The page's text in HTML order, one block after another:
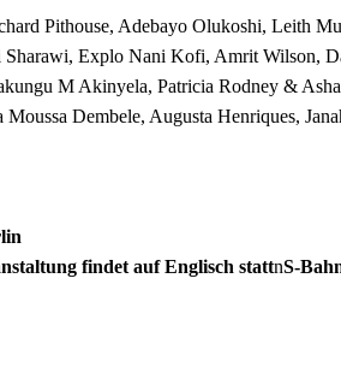
Pithouse, Adebayo Olukoshi, Leith
Explo Nani Kofi, Amrit Wilson,
M Akinyela, Patricia Rodney &
Dembele, Augusta Henriques,
findet auf Englisch stattnS-